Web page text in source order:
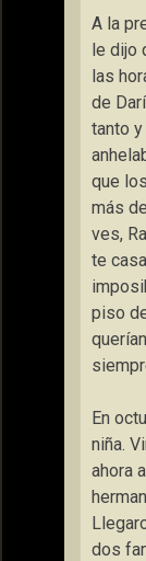
A la
le dijo
las
de
tanto
que
más
ves,
te
piso
En
niña.
ahora
dos